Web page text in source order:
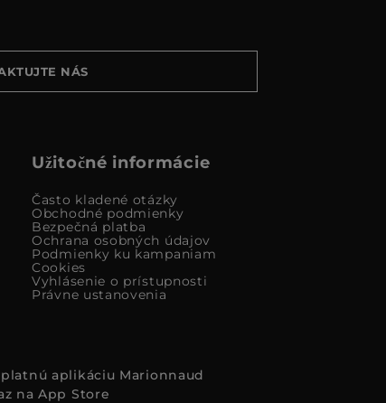
NÁS
Užitočné informácie
Často kladené otázky
Obchodné podmienky
Bezpečná platba
Ochrana osobných údajov
Podmienky ku kampaniam
Cookies
Vyhlásenie o prístupnosti
Právne ustanovenia
aplikáciu Marionnaud